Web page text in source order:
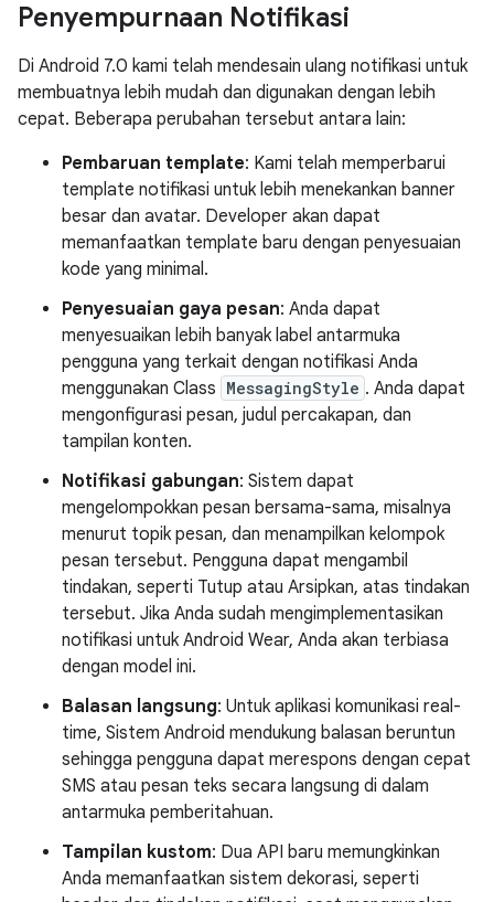
Penyempurnaan Notifikasi
Di Android 7.0 kami telah mendesain ulang notifikasi untuk
membuatnya lebih mudah dan digunakan dengan lebih
cepat. Beberapa perubahan tersebut antara lain:
Pembaruan template: Kami telah memperbarui
template notifikasi untuk lebih menekankan banner
besar dan avatar. Developer akan dapat
memanfaatkan template baru dengan penyesuaian
kode yang minimal.
Penyesuaian gaya pesan: Anda dapat
menyesuaikan lebih banyak label antarmuka
pengguna yang terkait dengan notifikasi Anda
menggunakan Class MessagingStyle . Anda dapat
mengonfigurasi pesan, judul percakapan, dan
tampilan konten.
Notifikasi gabungan: Sistem dapat
mengelompokkan pesan bersama-sama, misalnya
menurut topik pesan, dan menampilkan kelompok
pesan tersebut. Pengguna dapat mengambil
tindakan, seperti Tutup atau Arsipkan, atas tindakan
tersebut. Jika Anda sudah mengimplementasikan
notifikasi untuk Android Wear, Anda akan terbiasa
dengan model ini.
Balasan langsung: Untuk aplikasi komunikasi real-
time, Sistem Android mendukung balasan beruntun
sehingga pengguna dapat merespons dengan cepat
SMS atau pesan teks secara langsung di dalam
antarmuka pemberitahuan.
Tampilan kustom: Dua API baru memungkinkan
Anda memanfaatkan sistem dekorasi, seperti